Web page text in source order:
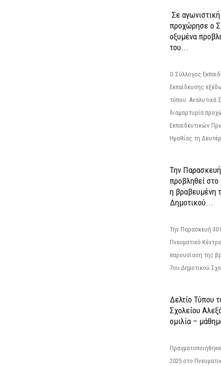
Σε
προχώρησε ο
οξυμένα
του...
Ο Σύλλογος
Εκπαίδευσης
τύπου. Αναλυτικά
διαμαρτυρία
Εκπαιδευτικών
Ημαθίας τη
Την
προβληθεί
η βραβευμένη
Δημοτικού...
Την Παρασκευή 30
Πνευματικό
παρουσίαση της
7ου Δημοτικού
Δελτίο Τύπου
Σχολείου
ομιλία –
2025 στο